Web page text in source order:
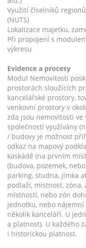
Využití číselníků
(NUTS)
Lokalizace majetku,
Při propojení s
výkresu
Evidence a procesy
Modul Nemovitosti
prostorách sloužících
kancelářské prostory,
venkovní prostory v
zda jsou nemovitosti
společností využívány
/ budovy je možnost
odkaz na mapový
kaskádě (na prvním
(budova, pozemek,
parking, studna, jímka
podlaží, místnost,
místností, nebo zón
jednotku, nebo
několik kanceláří. U
a platnost). U každého
i historickou platnost.